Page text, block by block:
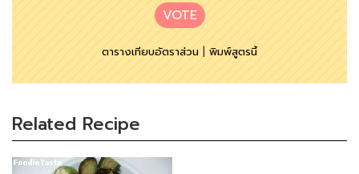
VOTE
ตารางเทียบอัตราส่วน|พิมพ์สูตรนี้
Related Recipe